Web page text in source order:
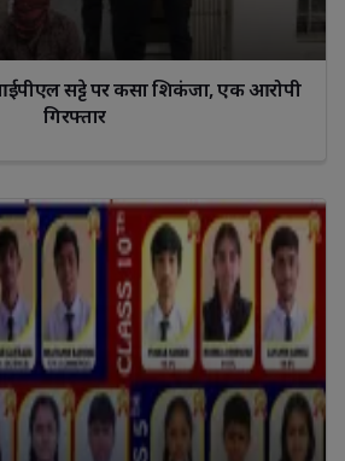
सट्टे पर कसा शिकंजा, एक आरोपी
गिरफ्तार